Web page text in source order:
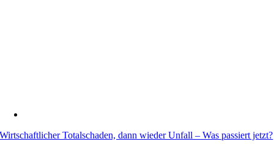
Wirtschaftlicher Totalschaden, dann wieder Unfall – Was passiert jetzt?